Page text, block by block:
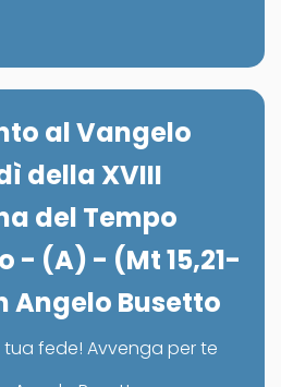
al Vangelo
della XVIII
del Tempo
- (A) - (Mt 15,21-
Angelo Busetto
fede! Avvenga per te